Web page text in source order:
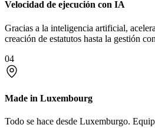
Velocidad de ejecución con IA
Gracias a la inteligencia artificial,
creación de estatutos hasta la gestión
04
Made in Luxembourg
Todo se hace desde Luxemburgo.